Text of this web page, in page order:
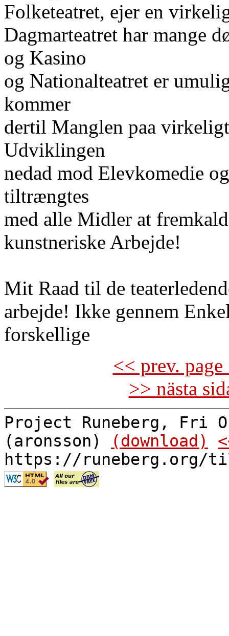
Folketeatret, ejer en
Dagmarteatret har mange
og Kasino
og Nationalteatret er
kommer
dertil Manglen paa
Udviklingen
nedad mod Elevkomedie
tiltrængtes
med alle Midler at
kunstneriske Arbejde!
Mit Raad til de
arbejde! Ikke gennem
forskellige
<< prev.
>> nästa
Project Runeberg, Fri
(aronsson)
(download)
https://runeberg.org/